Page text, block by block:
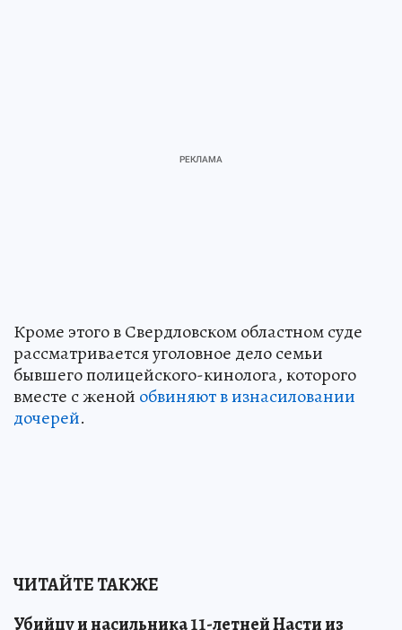
Кроме этого в Свердловском областном суде
рассматривается уголовное дело семьи
бывшего полицейского-кинолога, которого
вместе с женой обвиняют в изнасиловании
дочерей.
ЧИТАЙТЕ ТАКЖЕ
Убийцу и насильника 11-летней Насти из